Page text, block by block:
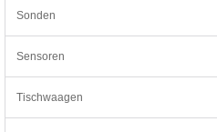
Sonden
Sensoren
Tischwaagen